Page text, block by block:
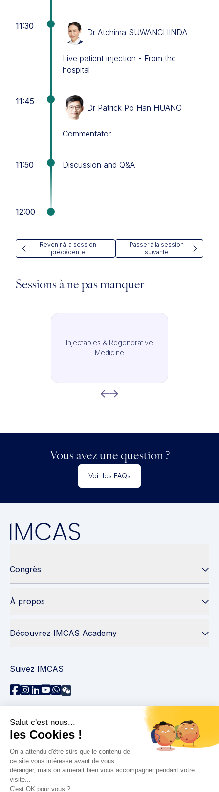
11:30
Dr Atchima SUWANCHINDA
Live patient injection - From the
hospital
11:45
Dr Patrick Po Han HUANG
Commentator
11:50 Discussion and Q&A
12:00
Revenir à la session
précédente
Passer à la session
suivante
Sessions à ne pas manquer
Injectables & Regenerative
Medicine
Vous avez une question ?
Voir les FAQs
Congrès
À propos
Découvrez IMCAS Academy
Suivez IMCAS
Besoin d'aide ?
Contactez-nous
Lire les FAQs
Politique de confidentialité